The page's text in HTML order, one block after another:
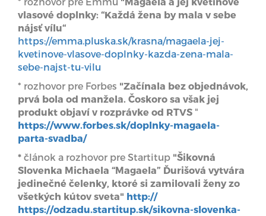
vlasové doplnky: “Každá žena by mala v sebe
nájsť vílu“
https://emma.pluska.sk/krasna/magaela-jej-
kvetinove-vlasove-doplnky-kazda-zena-mala-
sebe-najst-tu-vilu
* rozhovor pre Forbes "Začínala bez objednávok,
prvá bola od manžela. Čoskoro sa však jej
produkt objaví v rozprávke od RTVS "
https://www.forbes.sk/doplnky-magaela-
parta-svadba/
* článok a rozhovor pre Startitup "Šikovná
Slovenka Michaela “Magaela” Ďurišová vytvára
jedinečné čelenky, ktoré si zamilovali ženy zo
všetkých kútov sveta" http://
https://odzadu.startitup.sk/sikovna-slovenka-